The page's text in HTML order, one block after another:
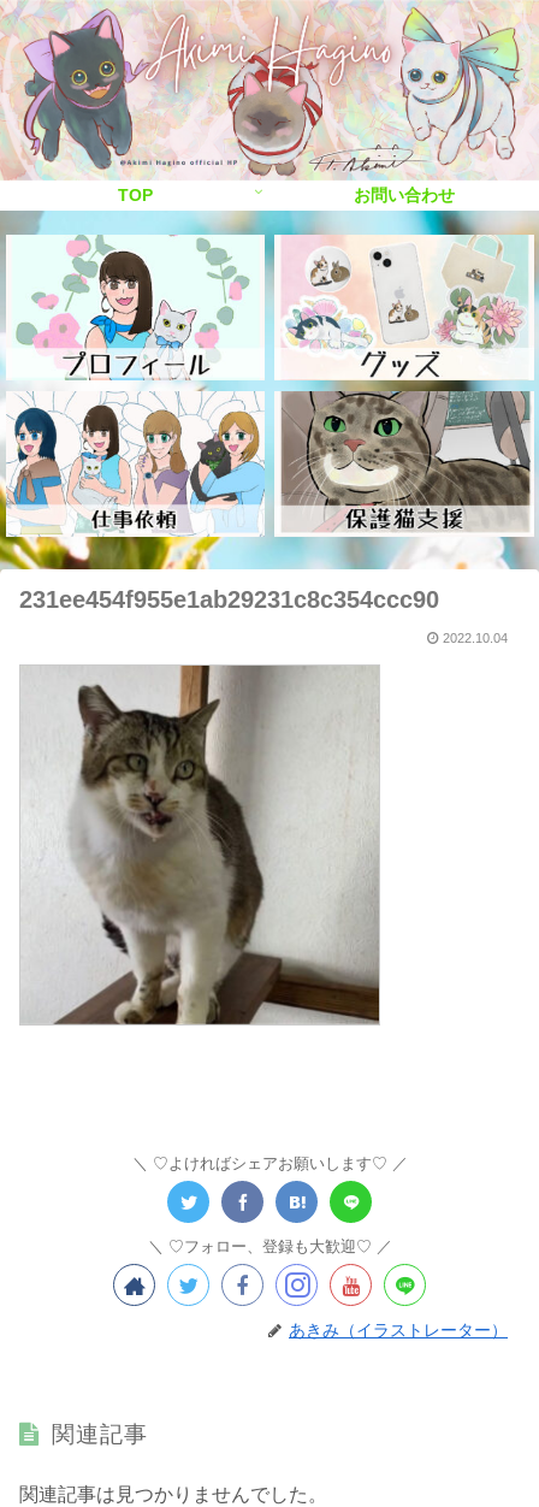
TOP お問い合わせ
231ee454f955e1ab29231c8c354ccc90
2022.10.04
♡よければシェアお願いします♡
♡フォロー、登録も大歓迎♡
あきみ（イラストレーター）
関連記事
関連記事は見つかりませんでした。